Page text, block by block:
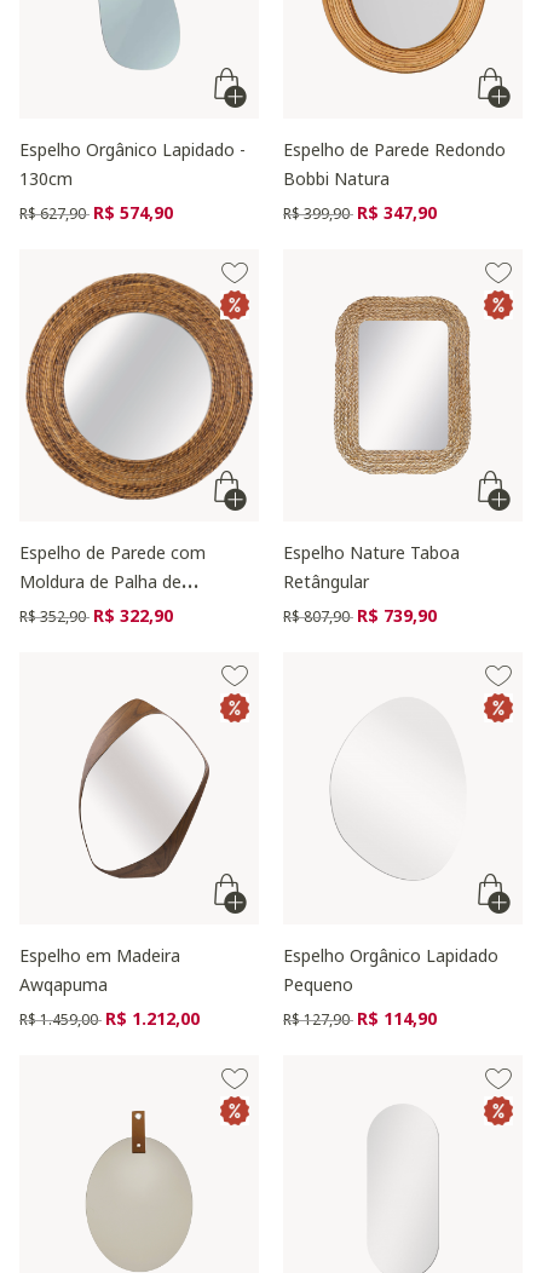
Espelho Orgânico Lapidado -
130cm
Preço reduzido de
R$ 627,90 para
R$ 574,90
Espelho de Parede Redondo
Bobbi Natura
Preço reduzido de
R$ 399,90 para
R$ 347,90
Espelho de Parede com
Moldura de Palha de
Bananeira Grande
Preço reduzido de
R$ 352,90 para
R$ 322,90
Espelho Nature Taboa
Retângular
Preço reduzido de
R$ 807,90 para
R$ 739,90
Espelho em Madeira
Awqapuma
Preço reduzido de
R$ 1.459,00 para
R$ 1.212,00
Espelho Orgânico Lapidado
Pequeno
Preço reduzido de
R$ 127,90 para
R$ 114,90